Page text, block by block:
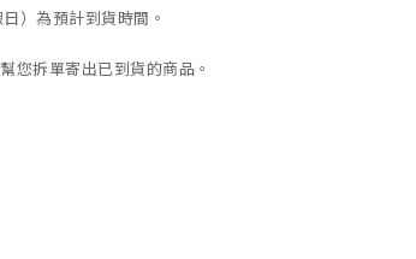
）為預計到貨時間。
您拆單寄出已到貨的商品。